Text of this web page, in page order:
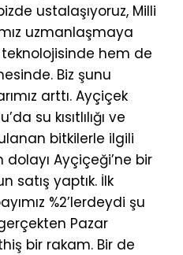
ustalaşıyoruz, Milli
uzmanlaşmaya
hem de
Biz şunu
arttı. Ayçiçek
su kısıtlılığı ve
bitkilerle ilgili
dolayı Ayçiçeği’ne bir
satış yaptık. İlk
%2’lerdeydi şu
gerçekten Pazar
bir rakam. Bir de